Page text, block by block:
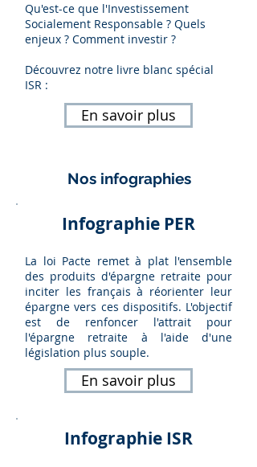
Qu'est-ce que l'Investissement
Socialement Responsable ? Quels
enjeux ? Comment investir ?
Découvrez notre livre blanc spécial
ISR :
En savoir plus
Nos infographies
Infographie PER
La loi Pacte remet à plat l'ensemble
des produits d'épargne retraite pour
inciter les français à réorienter leur
épargne vers ces dispositifs. L'objectif
est de renfoncer l'attrait pour
l'épargne retraite à l'aide d'une
législation plus souple.
En savoir plus
Infographie ISR